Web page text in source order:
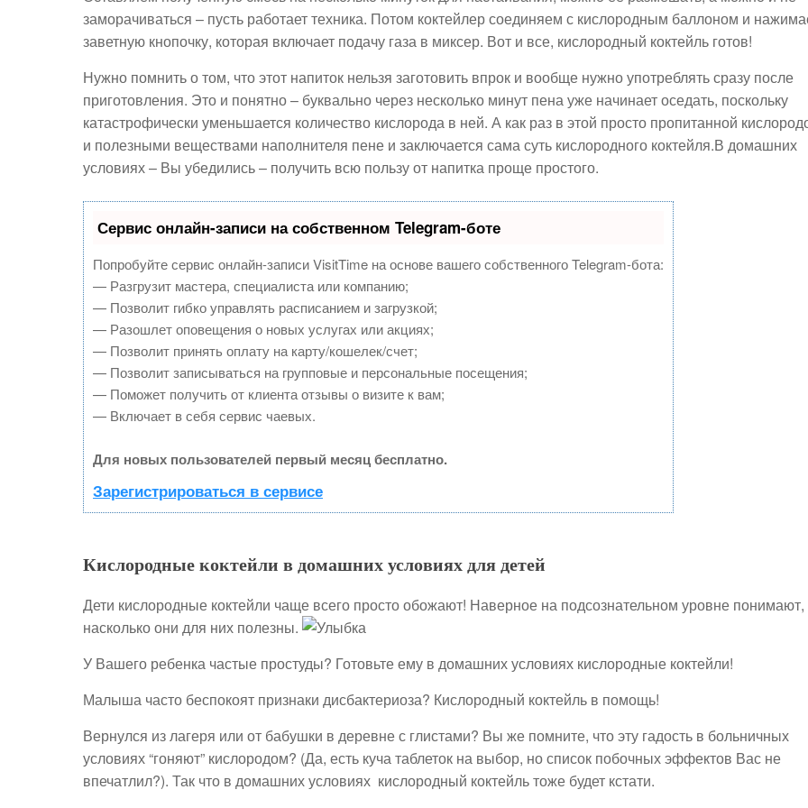
заморачиваться – пусть работает техника. Потом коктейлер соединяем с кислородным баллоном и
заветную кнопочку, которая включает подачу газа в миксер. Вот и все, кислородный коктейль готов!
Нужно помнить о том, что этот напиток нельзя заготовить впрок и вообще нужно употреблять сразу после
приготовления. Это и понятно – буквально через несколько минут пена уже начинает оседать, поскольку
катастрофически уменьшается количество кислорода в ней. А как раз в этой просто пропитанной
и полезными веществами наполнителя пене и заключается сама суть кислородного коктейля.В домашних
условиях – Вы убедились – получить всю пользу от напитка проще простого.
Сервис онлайн-записи на собственном Telegram-боте
Попробуйте сервис онлайн-записи VisitTime на основе вашего собственного Telegram-бота:
— Разгрузит мастера, специалиста или компанию;
— Позволит гибко управлять расписанием и загрузкой;
— Разошлет оповещения о новых услугах или акциях;
— Позволит принять оплату на карту/кошелек/счет;
— Позволит записываться на групповые и персональные посещения;
— Поможет получить от клиента отзывы о визите к вам;
— Включает в себя сервис чаевых.
Для новых пользователей первый месяц бесплатно.
Зарегистрироваться в сервисе
Кислородные коктейли в домашних условиях для детей
Дети кислородные коктейли чаще всего просто обожают! Наверное на подсознательном уровне понимают,
насколько они для них полезны.
У Вашего ребенка частые простуды? Готовьте ему в домашних условиях кислородные коктейли!
Малыша часто беспокоят признаки дисбактериоза? Кислородный коктейль в помощь!
Вернулся из лагеря или от бабушки в деревне с глистами? Вы же помните, что эту гадость в больничных
условиях “гоняют” кислородом? (Да, есть куча таблеток на выбор, но список побочных эффектов Вас не
впечатлил?). Так что в домашних условиях кислородный коктейль тоже будет кстати.